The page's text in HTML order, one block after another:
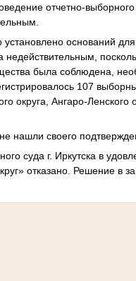
отчетно-
оснований
недействительным,
была соблюдена,
107
округа, Ангаро-
нашли своего
суда г. Иркутска в
отказано. Решение в